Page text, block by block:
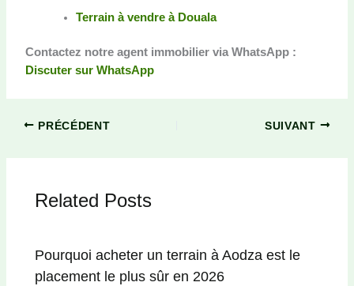
Terrain à vendre à Douala
Contactez notre agent immobilier via WhatsApp :
Discuter sur WhatsApp
PRÉCÉDENT SUIVANT
Related Posts
Pourquoi acheter un terrain à Aodza est le
placement le plus sûr en 2026